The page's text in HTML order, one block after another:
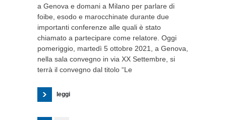
a Genova e domani a Milano per parlare di
foibe, esodo e marocchinate durante due
importanti conferenze alle quali è stato
chiamato a partecipare come relatore. Oggi
pomeriggio, martedì 5 ottobre 2021, a Genova,
nella sala convegno in via XX Settembre, si
terrà il convegno dal titolo “Le
leggi